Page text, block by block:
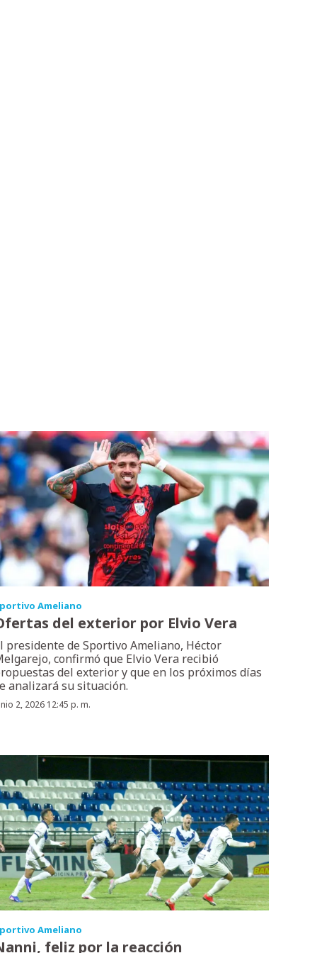
Ameliano
del exterior por Elvio Vera
presidente de Sportivo Ameliano, Héctor
confirmó que Elvio Vera recibió
del exterior y que en los próximos días
analizará su situación.
2, 2026 12:45 p. m.
Ameliano
feliz por la reacción